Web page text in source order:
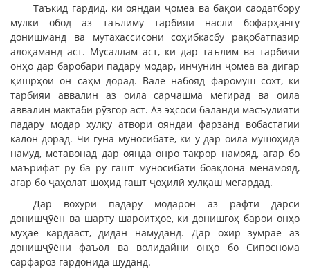
Таъкид гардид, ки ояндаи ҷомеа ва бақои саодатбору
мулки обод аз таълиму тарбияи насли бофарҳангу
донишманд ва мутахассисони соҳибкасбу рақобатпазир
алоқаманд аст. Мусаллам аст, ки дар таълим ва тарбияи
онҳо дар баробари падару модар, инчунин ҷомеа ва дигар
қишрҳои он саҳм дорад. Вале набояд фаромуш сохт, ки
тарбияи аввалин аз оила сарчашма мегирад ва оила
аввалин мактаби рӯзгор аст. Аз эҳсоси баланди масъулияти
падару модар хулқу атвори ояндаи фарзанд вобастагии
калон дорад. Чи гуна муносибате, ки ӯ дар оила мушоҳида
намуд, метавонад дар оянда онро такрор намояд, агар бо
маърифат рӯ ба рӯ гашт муносибати боақлона менамояд,
агар бо ҷаҳолат шоҳид гашт ҷоҳилӣ хулқаш мегардад.
Дар вохӯрӣ падару модарон аз рафти дарси
донишҷӯён ва шарту шароитҳое, ки донишгоҳ барои онҳо
муҳаё кардааст, дидан намуданд. Дар охир зумрае аз
донишҷӯёни фаъол ва волидайни онҳо бо Сипоснома
сарфароз гардонида шуданд.